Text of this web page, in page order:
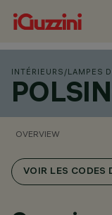
INTÉRIEURS /LAMPES
OVERVIEW
VOIR LES CODES